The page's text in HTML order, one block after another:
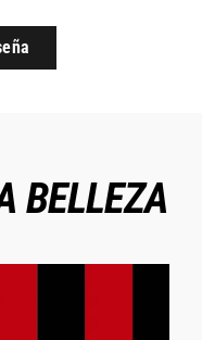
BELLEZA